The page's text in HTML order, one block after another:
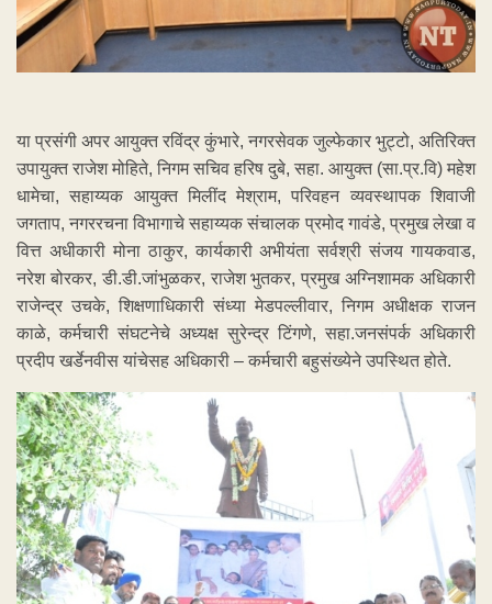
या प्रसंगी अपर आयुक्त रविंद्र कुंभारे, नगरसेवक जुल्फेकार भुट्टो, अतिरिक्त
उपायुक्त राजेश मोहिते, निगम सचिव हरिष दुबे, सहा. आयुक्त (सा.प्र.वि) महेश
धामेचा, सहाय्यक आयुक्त मिलींद मेश्राम, परिवहन व्यवस्थापक शिवाजी
जगताप, नगररचना विभागाचे सहाय्यक संचालक प्रमोद गावंडे, प्रमुख लेखा व
वित्त अधीकारी मोना ठाकुर, कार्यकारी अभीयंता सर्वश्री संजय गायकवाड,
नरेश बोरकर, डी.डी.जांभुळकर, राजेश भुतकर, प्रमुख अग्निशामक अधिकारी
राजेन्द्र उचके, शिक्षणाधिकारी संध्या मेडपल्लीवार, निगम अधीक्षक राजन
काळे, कर्मचारी संघटनेचे अध्यक्ष सुरेन्द्र टिंगणे, सहा.जनसंपर्क अधिकारी
प्रदीप खर्डेनवीस यांचेसह अधिकारी – कर्मचारी बहुसंख्येने उपस्थित होते.